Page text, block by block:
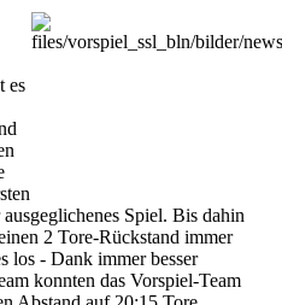
es
Spiel. Bis dahin
2 Tore-Rückstand immer
los - Dank immer besser
konnten das Vorspiel-Team